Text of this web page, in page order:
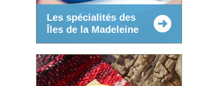
Les spécialités des
Îles de la Madeleine